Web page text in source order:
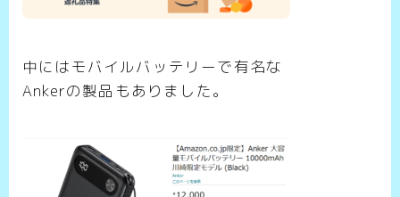
中にはモバイルバッテリーで有名な
Ankerの製品もありました。